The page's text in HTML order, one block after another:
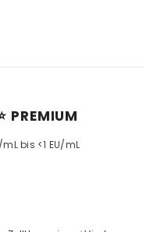
mL bis <1 EU/mL